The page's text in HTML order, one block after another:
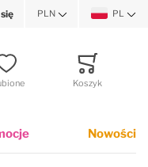
WalutaPLN PL
Koszyk
Nowości